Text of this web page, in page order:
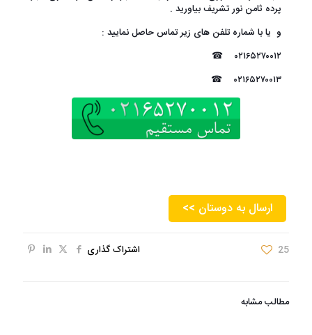
پرده ثامن نور تشریف بیاورید .
و یا با شماره تلفن های زیر تماس حاصل نمایید :
۰۲۱۶۵۲۷۰۰۱۲ ☎
۰۲۱۶۵۲۷۰۰۱۳ ☎
<< ارسال به دوستان
اشتراک گذاری 25
مطالب مشابه